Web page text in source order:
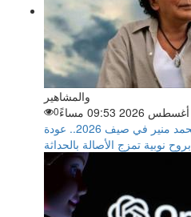
والمشاهير
0
شاهد .. «يسألوا عنك» مفاجأة محمد منير في صيف 2026.. عودة
بروح نوبية تمزج الأصالة بالحداثة